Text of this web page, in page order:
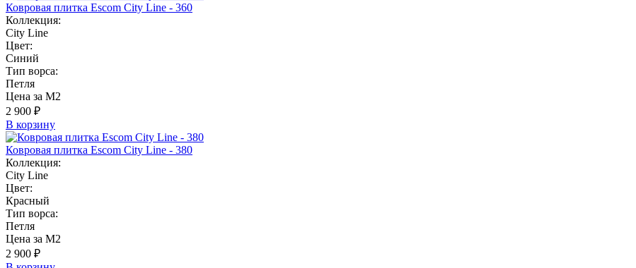
Ковровая плитка Escom City Line - 360
Коллекция:
City Line
Цвет:
Синий
Тип ворса:
Петля
Цена за М2
2 900 ₽
В корзину
Ковровая плитка Escom City Line - 380
Коллекция:
City Line
Цвет:
Красный
Тип ворса:
Петля
Цена за М2
2 900 ₽